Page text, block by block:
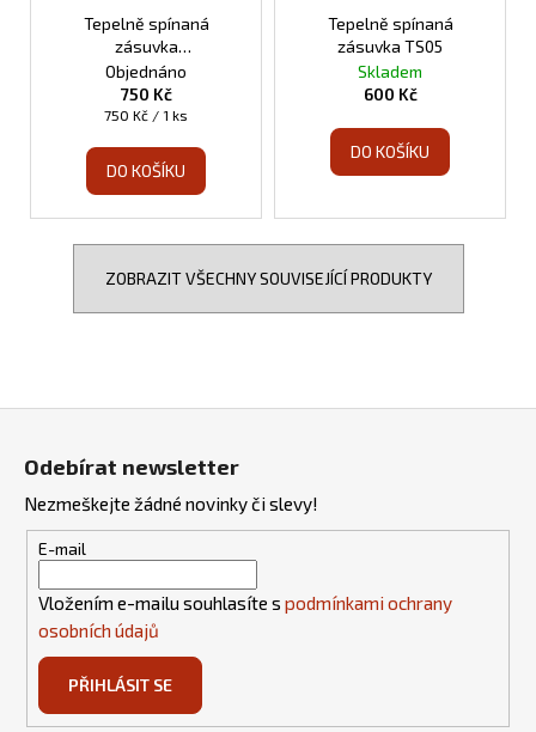
Tepelně spínaná
zásuvka
programovatelná TS10
Objednáno
750 Kč
Měrná
750 Kč / 1 ks
DO KOŠÍKU
Tepelně spínaná
zásuvka TS05
Skladem
600 Kč
DO KOŠÍKU
ZOBRAZIT VŠECHNY SOUVISEJÍCÍ PRODUKTY
Odebírat newsletter
Nezmeškejte žádné novinky či slevy!
E-mail
Vložením e-mailu souhlasíte s podmínkami ochrany
osobních údajů
PŘIHLÁSIT SE